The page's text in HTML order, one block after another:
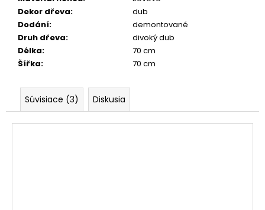
Dekor dřeva:
dub
Dodání:
demontované
Druh dřeva:
divoký dub
Délka:
70 cm
Šířka: 70 cm
Súvisiace (3) Diskusia